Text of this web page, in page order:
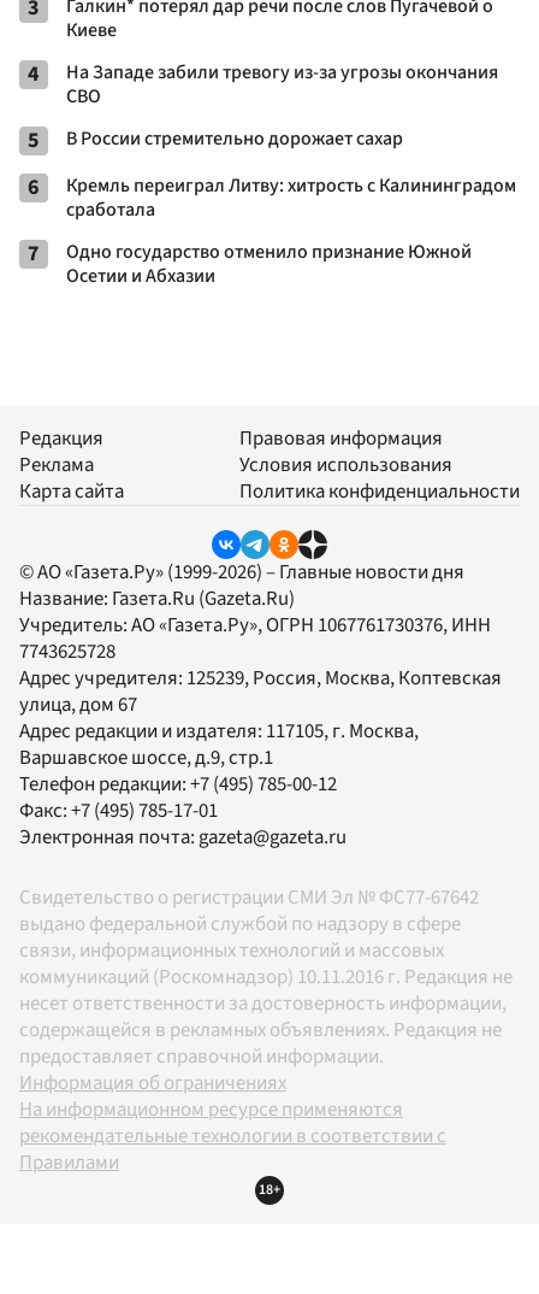
3
Галкин* потерял дар речи после слов Пугачевой о
Киеве
4
На Западе забили тревогу из-за угрозы окончания
СВО
5 В России стремительно дорожает сахар
6
Кремль переиграл Литву: хитрость с Калининградом
сработала
7
Одно государство отменило признание Южной
Осетии и Абхазии
Редакция
Реклама
Карта сайта
Правовая информация
Условия использования
Политика конфиденциальности
© АО «Газета.Ру» (1999-2026) – Главные новости дня
Название: Газета.Ru (Gazeta.Ru)
Учредитель:АО «Газета.Ру», ОГРН 1067761730376, ИНН
7743625728
Адрес учредителя: 125239, Россия, Москва, Коптевская
улица, дом 67
Адрес редакции и издателя: 117105, г. Москва,
Варшавское шоссе, д.9, стр.1
Телефон редакции:+7 (495) 785-00-12
Факс:+7 (495) 785-17-01
Электронная почта: gazeta@gazeta.ru
Свидетельство о регистрации СМИ Эл № ФС77-67642
выдано федеральной службой по надзору в сфере
связи, информационных технологий и массовых
коммуникаций (Роскомнадзор) 10.11.2016 г. Редакция не
несет ответственности за достоверность информации,
содержащейся в рекламных объявлениях. Редакция не
предоставляет справочной информации.
Информация об ограничениях
На информационном ресурсе применяются
рекомендательные технологии в соответствии с
Правилами
18+